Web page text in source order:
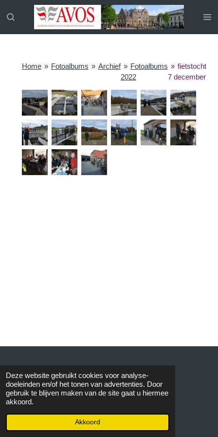
Deze website gebruikt cookies voor analyse-
doeleinden en/of het tonen van advertenties. Door
gebruik te blijven maken van de site gaat u hiermee
akkoord.
Akkoord
direct
Home » Fotoalbums » Archief » Fotoalbums
2022
» fietstocht
7 december
© 2015 AVOS